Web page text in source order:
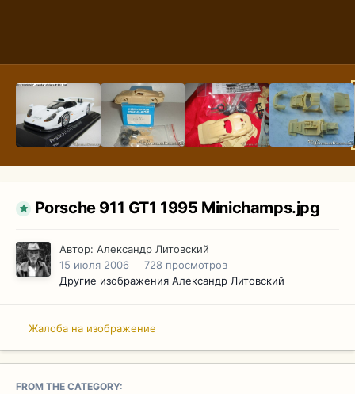
Porsche 911 GT1 1995 Minichamps.jpg
Автор: Александр Литовский
15 июля 2006
728 просмотров
Другие изображения Александр Литовский
Жалоба на изображение
FROM THE CATEGORY: